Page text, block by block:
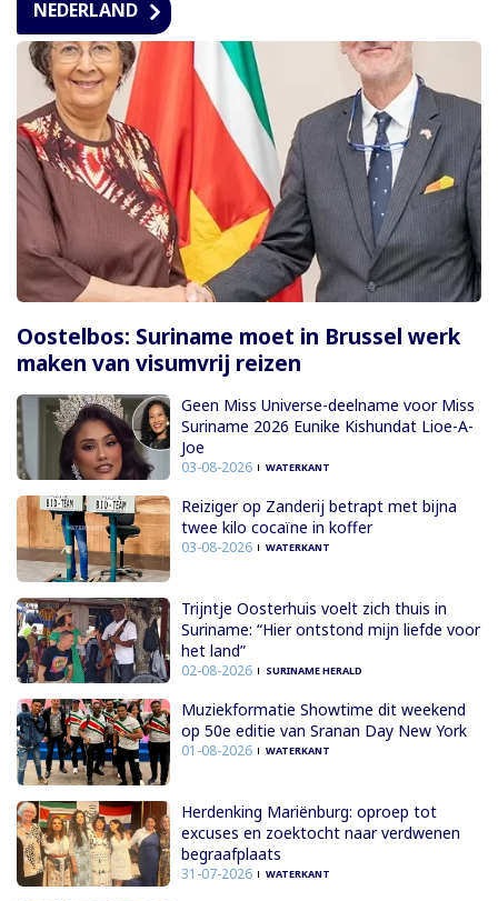
NEDERLAND
Oostelbos: Suriname moet in Brussel werk
maken van visumvrij reizen
Geen Miss Universe-deelname voor Miss
Suriname 2026 Eunike Kishundat Lioe-A-
Joe
03-08-2026 WATERKANT
Reiziger op Zanderij betrapt met bijna
twee kilo cocaïne in koffer
03-08-2026 WATERKANT
Trijntje Oosterhuis voelt zich thuis in
Suriname: “Hier ontstond mijn liefde voor
het land”
02-08-2026 SURINAME HERALD
Muziekformatie Showtime dit weekend
op 50e editie van Sranan Day New York
01-08-2026 WATERKANT
Herdenking Mariënburg: oproep tot
excuses en zoektocht naar verdwenen
begraafplaats
31-07-2026 WATERKANT